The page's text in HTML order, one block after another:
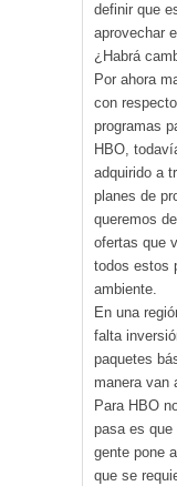
definir que
aprovechar
¿Habrá
Por ahora
con
programas
HBO,
adquirido a
planes de
queremos
ofertas que
todos estos
ambiente.
En una
falta
paquetes
manera van
Para HBO
pasa es que
gente pone
que se